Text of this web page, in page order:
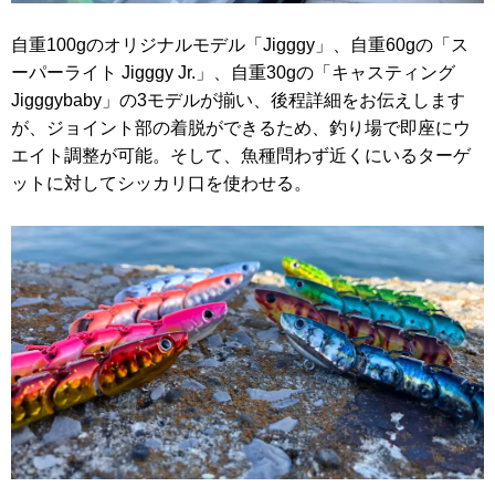
自重100gのオリジナルモデル「Jigggy」、自重60gの「ス
ーパーライト Jigggy Jr.」、自重30gの「キャスティング
Jigggybaby」の3モデルが揃い、後程詳細をお伝えします
が、ジョイント部の着脱ができるため、釣り場で即座にウ
エイト調整が可能。そして、魚種問わず近くにいるターゲ
ットに対してシッカリ口を使わせる。